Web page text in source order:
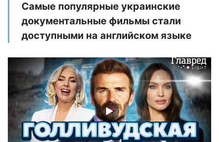
Самые популярные украинские
документальные фильмы стали
доступными на английском языке